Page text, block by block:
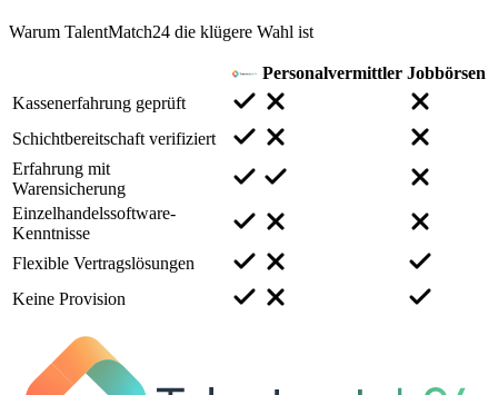
Warum TalentMatch24 die klügere Wahl ist
Personalvermittler Jobbörsen
Kassenerfahrung geprüft
Schichtbereitschaft verifiziert
Erfahrung mit
Warensicherung
Einzelhandelssoftware-
Kenntnisse
Flexible Vertragslösungen
Keine Provision